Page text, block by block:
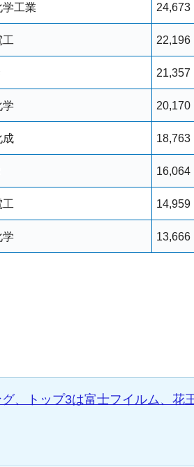
工業 24,673
工 22,196
21,357
学 20,170
成 18,763
16,064
14,959
学 13,666
グ、トップ3は富士フイルム、花